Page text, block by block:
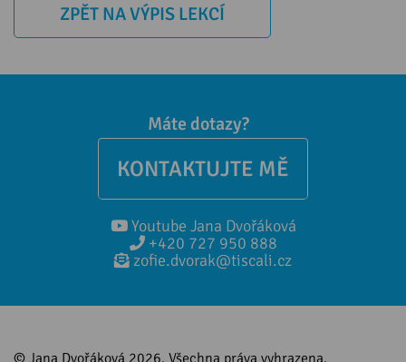
ZPĚT NA VÝPIS LEKCÍ
Máte dotazy?
KONTAKTUJTE MĚ
Youtube Jana Dvořáková
+420 727 950 888
zofie.dvorak@tiscali.cz